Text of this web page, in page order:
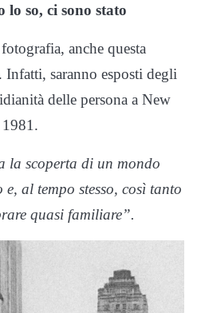
lo so, ci sono stato
anche questa
Infatti, saranno esposti degli
delle persona a New
la scoperta di un mondo
al tempo stesso, così tanto
quasi familiare”.